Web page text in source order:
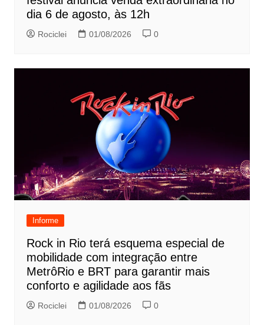
dia 6 de agosto, às 12h
Rociclei 01/08/2026 0
Informe
Rock in Rio terá esquema especial de
mobilidade com integração entre
MetrôRio e BRT para garantir mais
conforto e agilidade aos fãs
Rociclei 01/08/2026 0